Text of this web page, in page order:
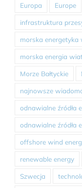
Europa Europe
infrastruktura
morska
morska energia
Morze Bałtyckie
najnowsze
odnawialne źródła
odnawialne źródła
offshore wind
renewable energy
Szwecja